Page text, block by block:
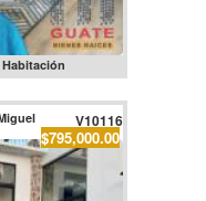
V10116
$795,000.00